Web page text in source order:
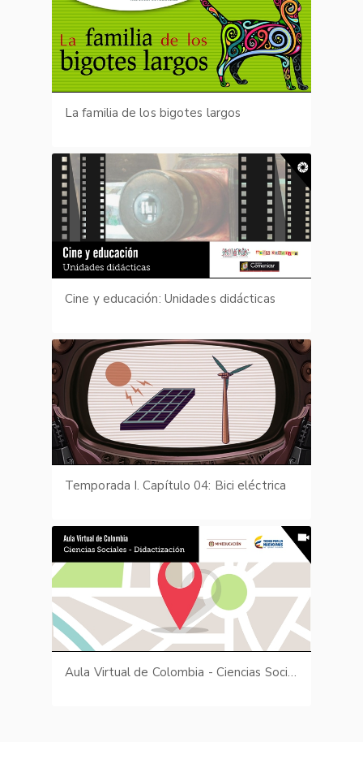
La familia de los bigotes largos
Cine y educación: Unidades didácticas
Temporada I. Capítulo 04: Bici eléctrica
Aula Virtual de Colombia - Ciencias Sociales - Didactización